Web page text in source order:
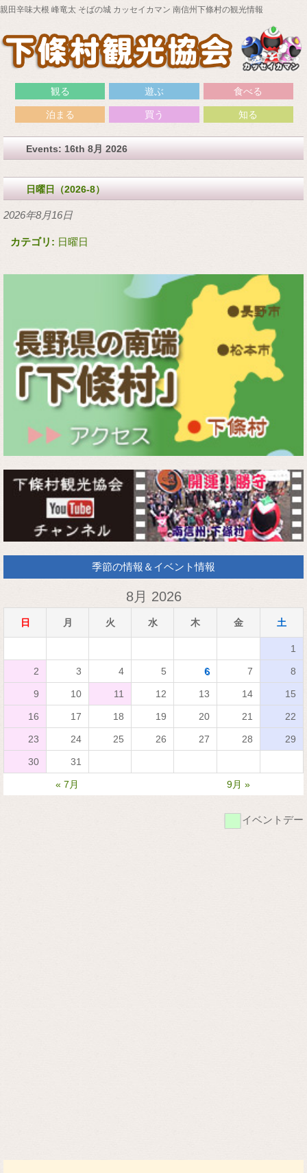
親田辛味大根 峰竜太 そばの城 カッセイカマン 南信州下條村の観光情報
観る 遊ぶ 食べる
泊まる 買う 知る
Events: 16th 8月 2026
日曜日（2026-8）
2026年8月16日
カテゴリ: 日曜日
季節の情報＆イベント情報
8月 2026
日 月 火 水 木 金 土
1
2 3 4 5 6 7 8
9 10 11 12 13 14 15
16 17 18 19 20 21 22
23 24 25 26 27 28 29
30 31
« 7月 9月 »
■イベントデー